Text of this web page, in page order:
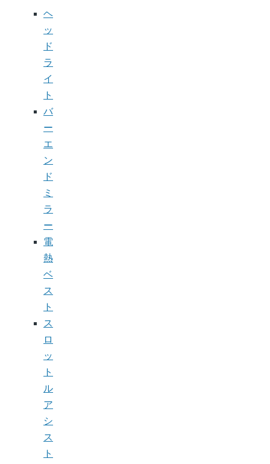
ヘ
ッ
ド
ラ
イ
ト
バ
ー
エ
ン
ド
ミ
ラ
ー
電
熱
ベ
ス
ト
ス
ロ
ッ
ト
ル
ア
シ
ス
ト